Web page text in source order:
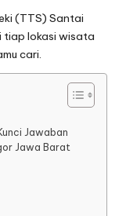
(TTS) Santai
tiap lokasi wisata
cari.
Jawaban
Jawa Barat